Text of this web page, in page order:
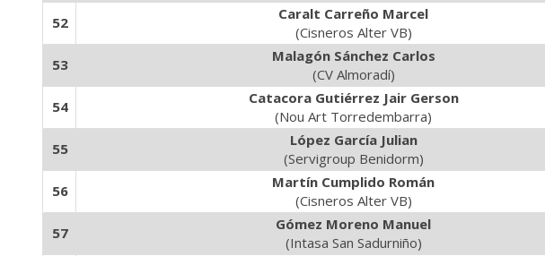
52
Caralt Carreño Marcel
(Cisneros Alter VB)
53
Malagón Sánchez Carlos
(CV Almoradí)
54
Catacora Gutiérrez Jair Gerson
(Nou Art Torredembarra)
55
López García Julian
(Servigroup Benidorm)
56
Martín Cumplido Román
(Cisneros Alter VB)
57
Gómez Moreno Manuel
(Intasa San Sadurniño)